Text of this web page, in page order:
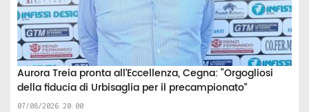
Aurora Treia pronta all’Eccellenza, Cegna: “Orgogliosi
della fiducia di Urbisaglia per il precampionato”
07/08/2026 20:00